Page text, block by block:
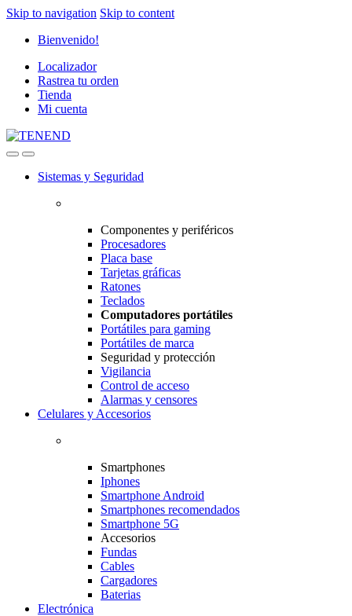
Skip to navigation Skip to content
Bienvenido!
Localizador
Rastrea tu orden
Tienda
Mi cuenta
Sistemas y Seguridad
Componentes y periféricos
Procesadores
Placa base
Tarjetas gráficas
Ratones
Teclados
Computadores portátiles
Portátiles para gaming
Portátiles de marca
Seguridad y protección
Vigilancia
Control de acceso
Alarmas y censores
Celulares y Accesorios
Smartphones
Iphones
Smartphone Android
Smartphones recomendados
Smartphone 5G
Accesorios
Fundas
Cables
Cargadores
Baterias
Electrónica